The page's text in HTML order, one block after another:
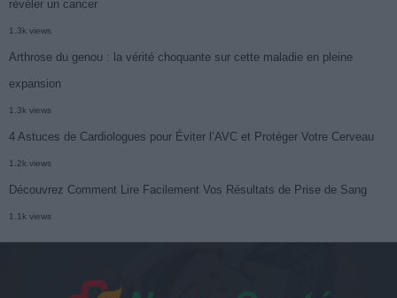
révéler un cancer
1.3k views
Arthrose du genou : la vérité choquante sur cette maladie en pleine
expansion
1.3k views
4 Astuces de Cardiologues pour Éviter l’AVC et Protéger Votre Cerveau
1.2k views
Découvrez Comment Lire Facilement Vos Résultats de Prise de Sang
1.1k views